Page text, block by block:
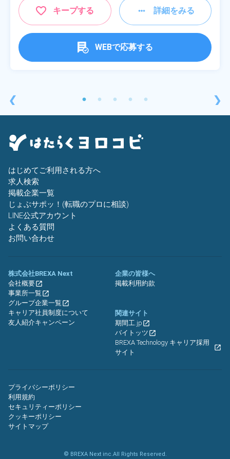
❮
キープする 詳細をみる
WEBで応募する
❯
はじめてご利用される方へ
求人検索
掲載企業一覧
じょぶサポッ！(転職のプロに相談)
LINE公式アカウント
よくある質問
お問い合わせ
株式会社BREXA Next
会社概要
事業所一覧
グループ企業一覧
キャリア社員制度について
友人紹介キャンペーン
企業の皆様へ
掲載利用約款
関連サイト
期間工.jp
バイトッツ
BREXA Technology キャリア採用
サイト
プライバシーポリシー
利用規約
セキュリティーポリシー
クッキーポリシー
サイトマップ
© BREXA Next inc.All Rights Reserved.